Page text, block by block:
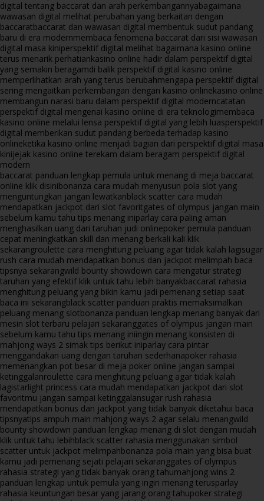
digital tentang baccarat dan arah perkembangannyabagaimana
wawasan digital melihat perubahan yang berkaitan dengan
baccaratbaccarat dan wawasan digital membentuk sudut pandang
baru di era modernmembaca fenomena baccarat dari sisi wawasan
digital masa kiniperspektif digital melihat bagaimana kasino online
terus menarik perhatiankasino online hadir dalam perspektif digital
yang semakin beragamdi balik perspektif digital kasino online
memperlihatkan arah yang terus berubahmengapa perspektif digital
sering mengaitkan perkembangan dengan kasino onlinekasino online
membangun narasi baru dalam perspektif digital moderncatatan
perspektif digital mengenai kasino online di era teknologimembaca
kasino online melalui lensa perspektif digital yang lebih luasperspektif
digital memberikan sudut pandang berbeda terhadap kasino
onlineketika kasino online menjadi bagian dari perspektif digital masa
kinijejak kasino online terekam dalam beragam perspektif digital
modern
baccarat panduan lengkap pemula untuk menang di meja baccarat
online klik disinibonanza cara mudah menyusun pola slot yang
menguntungkan jangan lewatkanblack scatter cara mudah
mendapatkan jackpot dari slot favoritgates of olympus jangan main
sebelum kamu tahu tips menang iniparlay cara paling aman
menghasilkan uang dari taruhan judi onlinepoker pemula panduan
cepat meningkatkan skill dan menang berkali kali klik
sekarangroulette cara menghitung peluang agar tidak kalah lagisugar
rush cara mudah mendapatkan bonus dan jackpot melimpah baca
tipsnya sekarangwild bounty showdown cara mengatur strategi
taruhan yang efektif klik untuk tahu lebih banyakbaccarat rahasia
menghitung peluang yang bikin kamu jadi pemenang setiap saat
baca ini sekarangblack scatter panduan praktis memaksimalkan
peluang menang slotbonanza panduan lengkap menang banyak dari
mesin slot terbaru pelajari sekaranggates of olympus jangan main
sebelum kamu tahu tips menang iniingin menang konsisten di
mahjong ways 2 simak tips berikut iniparlay cara pintar
menggandakan uang dengan taruhan sederhanapoker rahasia
memenangkan pot besar di meja poker online jangan sampai
ketinggalanroulette cara menghitung peluang agar tidak kalah
lagistarlight princess cara mudah mendapatkan jackpot dari slot
favoritmu jangan sampai ketinggalansugar rush rahasia
mendapatkan bonus dan jackpot yang tidak banyak diketahui baca
tipsnyatips ampuh main mahjong ways 2 agar selalu menangwild
bounty showdown panduan lengkap menang di slot dengan mudah
klik untuk tahu lebihblack scatter rahasia menggunakan simbol
scatter untuk jackpot melimpahbonanza pola main yang bisa buat
kamu jadi pemenang sejati pelajari sekaranggates of olympus
rahasia strategi yang tidak banyak orang tahumahjong wins 2
panduan lengkap untuk pemula yang ingin menang terusparlay
rahasia keuntungan besar yang jarang orang tahupoker strategi